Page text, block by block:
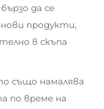
да се
продукти,
в скъпа
също намалява
по време на